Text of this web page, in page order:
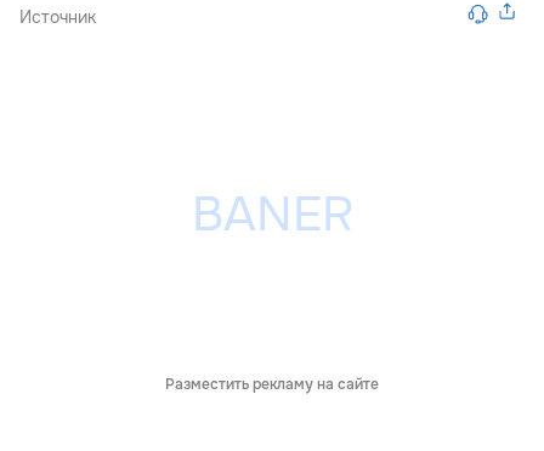
Источник
Разместить рекламу на сайте